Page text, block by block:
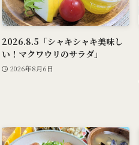
2026.8.5「シャキシャキ美味し
い！マクワウリのサラダ」
2026年8月6日